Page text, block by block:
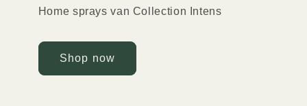
Home sprays van Collection Intens
Shop now